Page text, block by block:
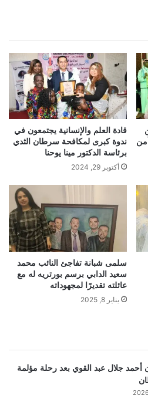
قادة العلم والإنسانية يجتمعون في
ندوة كبرى لمكافحة سرطان الثدي
برئاسة الدكتور مينا يوحنا
أكتوبر 29, 2024
سلمى شبانة تفاجئ النائب محمد
سعيد الدابي برسم بورتريه له مع
عائلته تقديرًا لمجهوداته
يناير 8, 2025
أحمد جلال عبد القوي بعد رحلة مؤلمة